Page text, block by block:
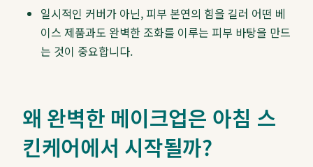
일시적인 커버가 아닌, 피부 본연의 힘을 길러 어떤 베
이스 제품과도 완벽한 조화를 이루는 피부 바탕을 만드
는 것이 중요합니다.
왜 완벽한 메이크업은 아침 스
킨케어에서 시작될까?